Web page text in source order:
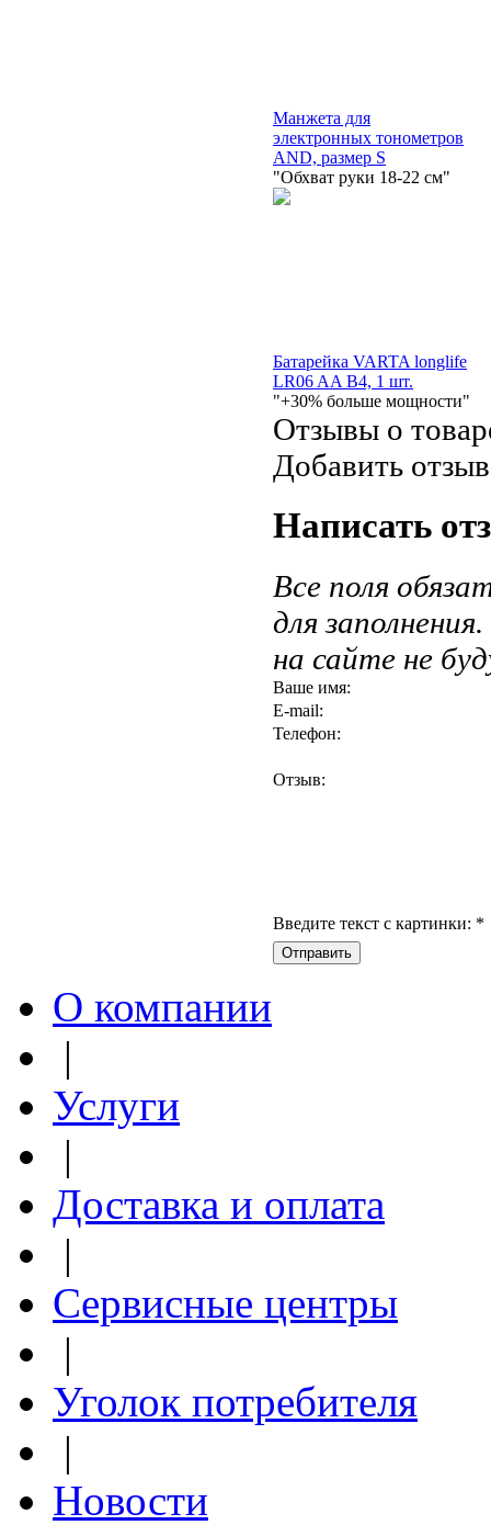
Манжета для
электронных тонометров
AND, размер S
"Обхват руки 18-22 см"
Батарейка VARTA longlife
LR06 AA B4, 1 шт.
"+30% больше мощности"
Отзывы о
Добавить отзыв
Написать
Все поля
для
на сайте не
Ваше имя:
E-mail:
Телефон:
Отзыв:
Введите текст с картинки: *
О компании
|
Услуги
|
Доставка и оплата
|
Сервисные центры
|
Уголок потребителя
|
Новости